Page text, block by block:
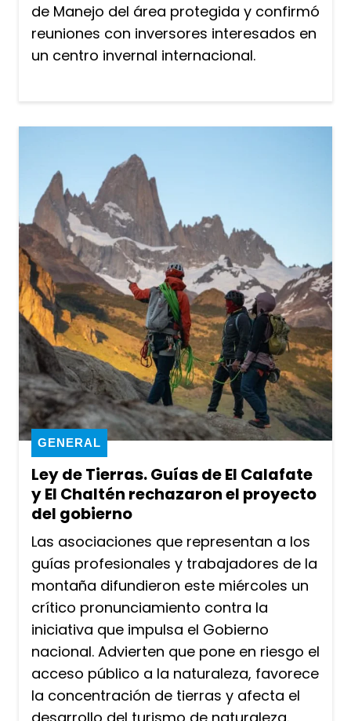
de Manejo del área protegida y confirmó
reuniones con inversores interesados en
un centro invernal internacional.
Ley de Tierras. Guías de El Calafate
y El Chaltén rechazaron el proyecto
del gobierno
GENERAL
Las asociaciones que representan a los
guías profesionales y trabajadores de la
montaña difundieron este miércoles un
crítico pronunciamiento contra la
iniciativa que impulsa el Gobierno
nacional. Advierten que pone en riesgo el
acceso público a la naturaleza, favorece
la concentración de tierras y afecta el